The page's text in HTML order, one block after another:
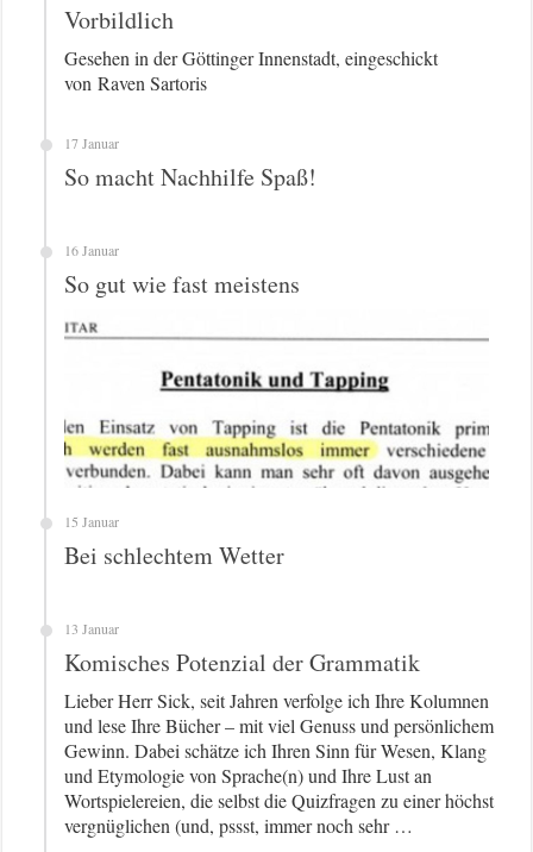
Vorbildlich
Gesehen in der Göttinger Innenstadt, eingeschickt
von Raven Sartoris
17 Januar
So macht Nachhilfe Spaß!
16 Januar
So gut wie fast meistens
15 Januar
Bei schlechtem Wetter
13 Januar
Komisches Potenzial der Grammatik
Lieber Herr Sick, seit Jahren verfolge ich Ihre Kolumnen
und lese Ihre Bücher – mit viel Genuss und persönlichem
Gewinn. Dabei schätze ich Ihren Sinn für Wesen, Klang
und Etymologie von Sprache(n) und Ihre Lust an
Wortspielereien, die selbst die Quizfragen zu einer höchst
vergnüglichen (und, pssst, immer noch sehr …